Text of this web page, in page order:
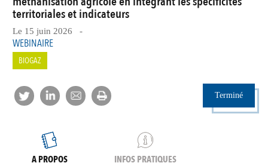
territoriales et indicateurs
Le 15 juin 2026 -
WEBINAIRE
BIOGAZ
Terminé
A PROPOS INFOS PRATIQUES